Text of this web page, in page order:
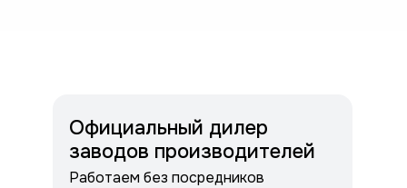
Официальный дилер
заводов производителей
Работаем без посредников